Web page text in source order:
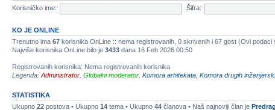
Korisničko ime:
Šifra:
KO JE ONLINE
Trenutno ima 67 korisnika OnLine :: nema registrovanih, 0 skrivenih i 67 gost (Ovi
Najviše korisnika OnLine bilo je 3433 dana 16 Feb 2026 00:50
Registrovanih korisnika: Nema registrovanih korisnika
Legenda: Administrator Globalni moderator Komora arhitekata Komora drugih
STATISTIKA
Ukupno 22 postova • Ukupno 14 tema • Ukupno 44 članova • Naš najnoviji član je